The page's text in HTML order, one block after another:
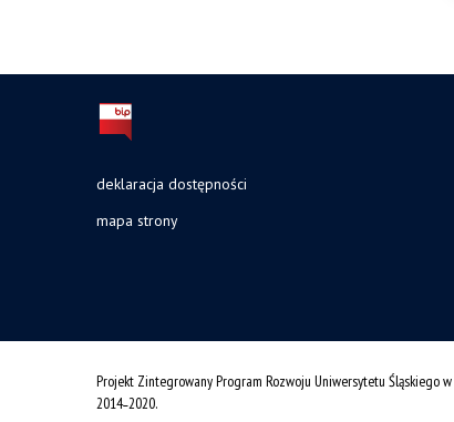
deklaracja dostępności
mapa strony
Projekt Zintegrowany Program Rozwoju Uniwersytetu Śląskiego
2014˗2020.